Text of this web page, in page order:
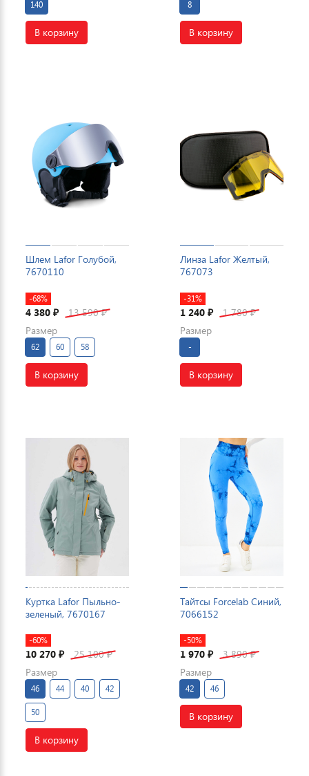
140
В корзину
8
В корзину
Шлем Lafor Голубой,
7670110
-68%
4 380 ₽ 13 590₽
Размер
62 60 58
В корзину
Линза Lafor Желтый,
767073
-31%
1 240 ₽ 1 780₽
Размер
-
В корзину
Куртка Lafor Пыльно-
зеленый, 7670167
-60%
10 270 ₽ 25 100₽
Размер
46 44 40 42
50
В корзину
Тайтсы Forcelab Синий,
7066152
-50%
1 970 ₽ 3 890₽
Размер
42 46
В корзину